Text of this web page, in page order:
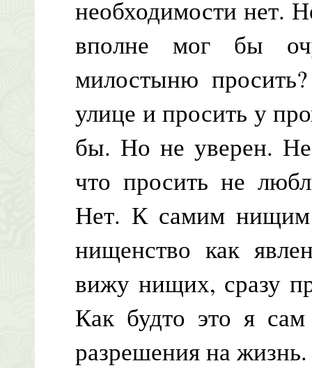
необходимости нет.
вполне мог бы
милостыню
улице и просить у
бы. Но не уверен.
что просить не
Нет. К самим нищим
нищенство как
вижу нищих, сразу
Как будто это я
разрешения на жизнь.